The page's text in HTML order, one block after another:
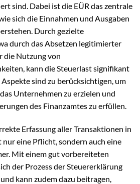
sind. Dabei ist die EÜR das zentrale
sich die Einnahmen und Ausgaben
Durch gezielte
durch das Absetzen legitimierter
die Nutzung von
kann die Steuerlast signifikant
sind zu berücksichtigen, um
Unternehmen zu erzielen und
des Finanzamtes zu erfüllen.
Erfassung aller Transaktionen in
eine Pflicht, sondern auch eine
Mit einem gut vorbereiteten
der Prozess der Steuererklärung
kann zudem dazu beitragen,